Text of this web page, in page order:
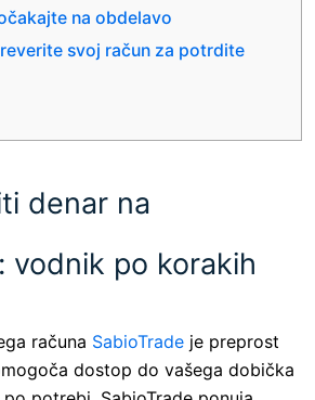
na obdelavo
svoj račun za potrdite
denar na
vodnik po korakih
računa SabioTrade je preprost
dostop do vašega dobička